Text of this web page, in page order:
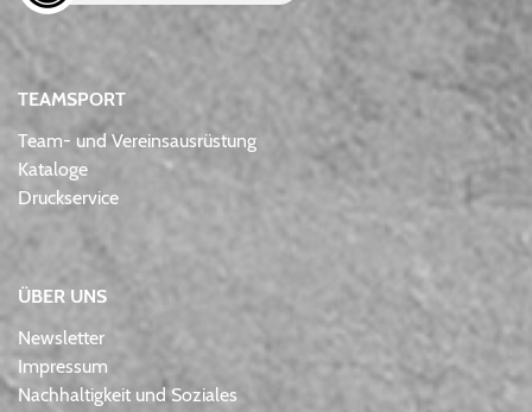
TEAMSPORT
Team- und Vereinsausrüstung
Kataloge
Druckservice
ÜBER UNS
Newsletter
Impressum
Nachhaltigkeit und Soziales